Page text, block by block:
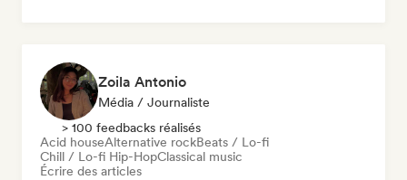
Zoila Antonio
Média / Journaliste
> 100 feedbacks réalisés
Acid houseAlternative rockBeats / Lo-fi
Chill / Lo-fi Hip-HopClassical music
Écrire des articles